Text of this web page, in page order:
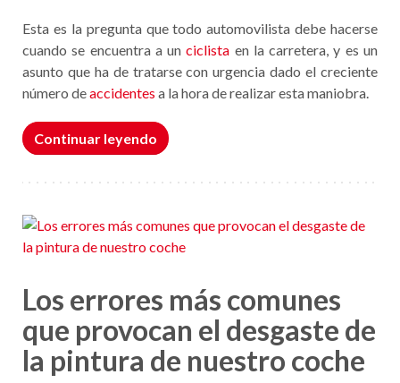
Esta es la pregunta que todo automovilista debe hacerse
cuando se encuentra a unciclista en la carretera, y es un
asunto que ha de tratarse con urgencia dado el creciente
número deaccidentes a la hora de realizar esta maniobra.
Continuar leyendo
Los errores más comunes
que provocan el desgaste de
la pintura de nuestro coche